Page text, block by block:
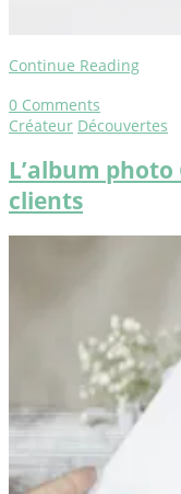
Continue Reading
0 Comments
Créateur Découvertes
L’album
clients